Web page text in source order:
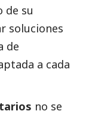
de su
soluciones
de
a cada
no se